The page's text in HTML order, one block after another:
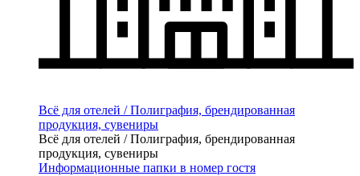
Всё для отелей / Полиграфия, брендированная
продукция, сувениры
Всё для отелей / Полиграфия, брендированная
продукция, сувениры
Информационные папки в номер гостя